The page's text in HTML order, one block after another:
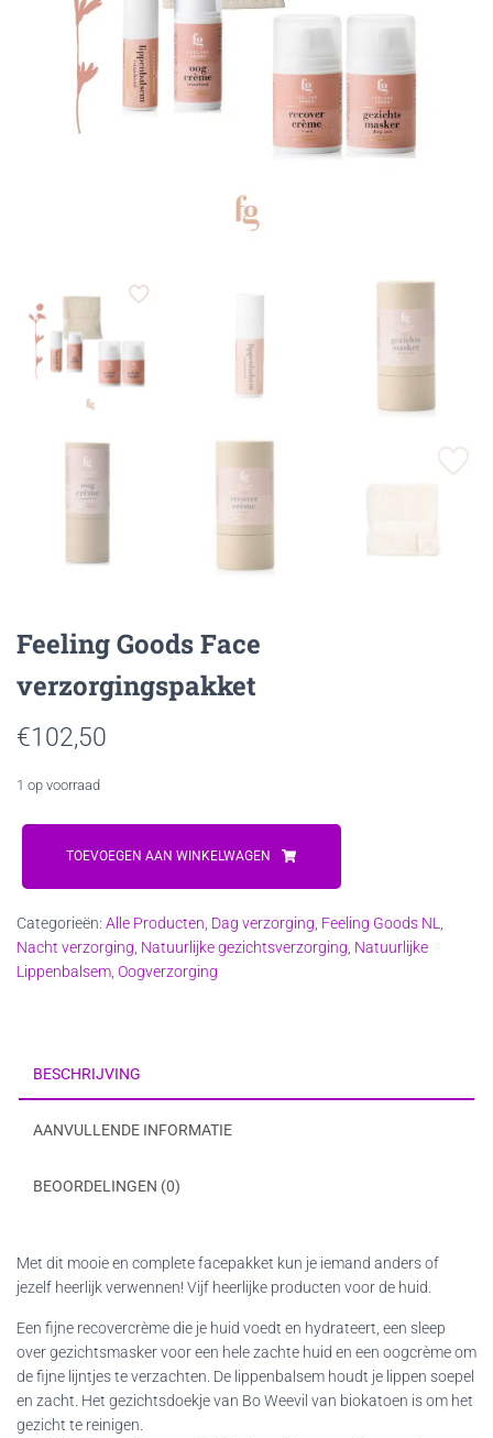
Feeling Goods Face
verzorgingspakket
€102,50
1 op voorraad
Feeling
aantal
TOEVOEGEN AAN WINKELWAGEN
Categorieën: Alle Producten Dag verzorging Feeling Goods NL
Nacht verzorging Natuurlijke gezichtsverzorging Natuurlijke
Lippenbalsem Oogverzorging
BESCHRIJVING
AANVULLENDE INFORMATIE
BEOORDELINGEN (0)
Met dit mooie en complete facepakket kun je iemand anders of
jezelf heerlijk verwennen! Vijf heerlijke producten voor de huid.
Een fijne recovercrème die je huid voedt en hydrateert, een sleep
over gezichtsmasker voor een hele zachte huid en een oogcrème om
de fijne lijntjes te verzachten. De lippenbalsem houdt je lippen soepel
en zacht. Het gezichtsdoekje van Bo Weevil van biokatoen is om het
gezicht te reinigen.